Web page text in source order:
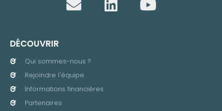
DÉCOUVRIR
Qui sommes-nous ?
Rejoindre l'équipe
Informations financières
Partenaires